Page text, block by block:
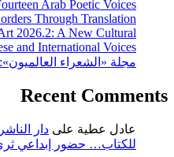
Arab Poetic Voices
Through Translation
2026.2: A New Cultural
and International Voices
مجلة «الشعراء
Recent Comments
عادل عطية على دار
للكتاب… حضور إبداعي